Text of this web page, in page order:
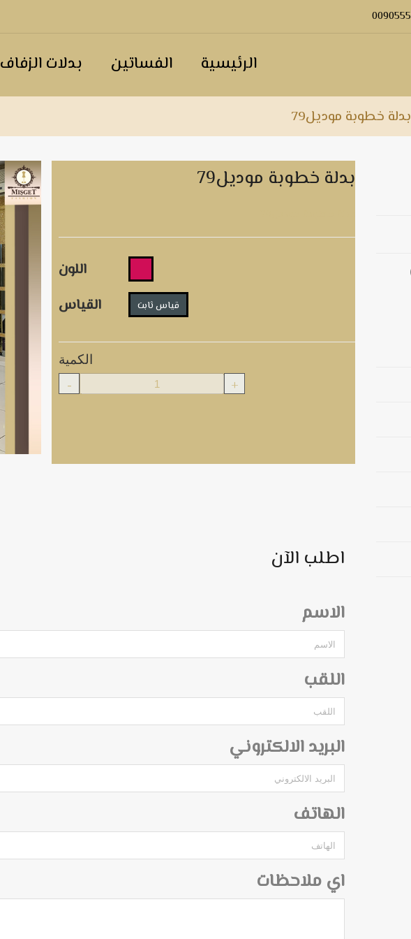
الرئيسية الفساتين بدلات الزفاف
بدلة خطوبة موديل79
بدلة خطوبة موديل79
اللون
القياس
قياس ثابت
الكمية
- +
اطلب الآن
الاسم
اللقب
البريد الالكتروني
الهاتف
اي ملاحظات